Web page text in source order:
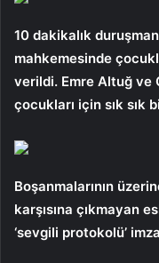
10 dakikalık
mahkemesinde
verildi. Emre Altuğ ve
çocukları için sık sık
Boşanmalarının
karşısına çıkmayan
‘sevgili protokolü’